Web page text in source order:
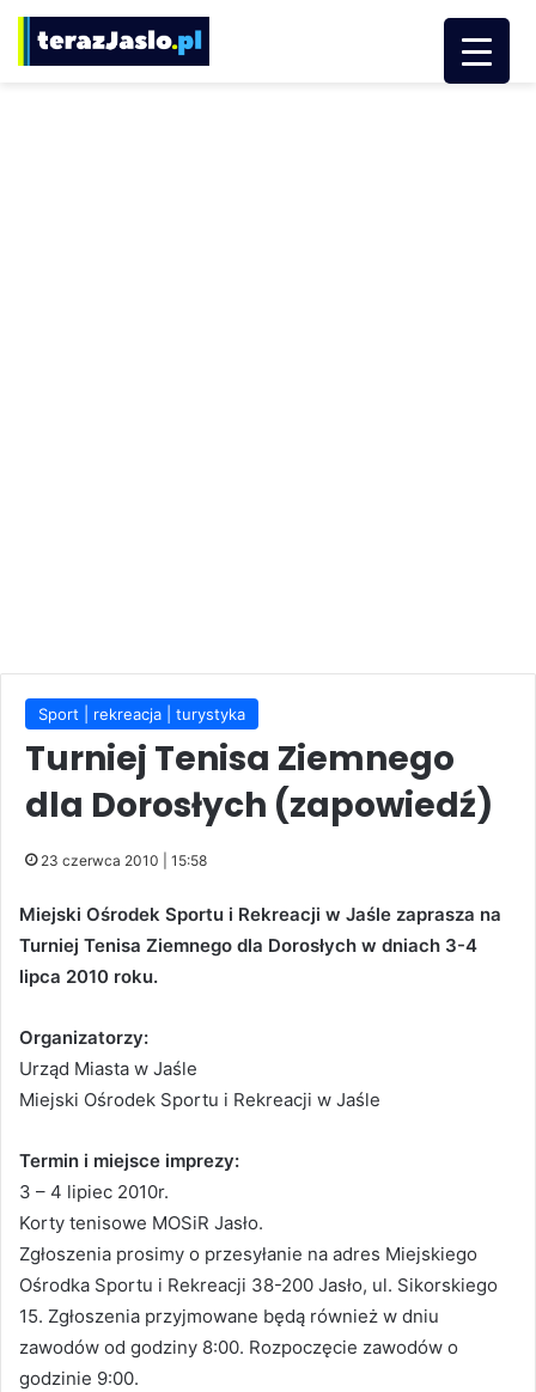
Sport | rekreacja | turystyka
Turniej Tenisa Ziemnego
dla Dorosłych (zapowiedź)
23 czerwca 2010 | 15:58
Miejski Ośrodek Sportu i Rekreacji w Jaśle zaprasza na
Turniej Tenisa Ziemnego dla Dorosłych w dniach 3-4
lipca 2010 roku.
Organizatorzy:
Urząd Miasta w Jaśle
Miejski Ośrodek Sportu i Rekreacji w Jaśle
Termin i miejsce imprezy:
3 – 4 lipiec 2010r.
Korty tenisowe MOSiR Jasło.
Zgłoszenia prosimy o przesyłanie na adres Miejskiego
Ośrodka Sportu i Rekreacji 38-200 Jasło, ul. Sikorskiego
15. Zgłoszenia przyjmowane będą również w dniu
zawodów od godziny 8:00. Rozpoczęcie zawodów o
godzinie 9:00.